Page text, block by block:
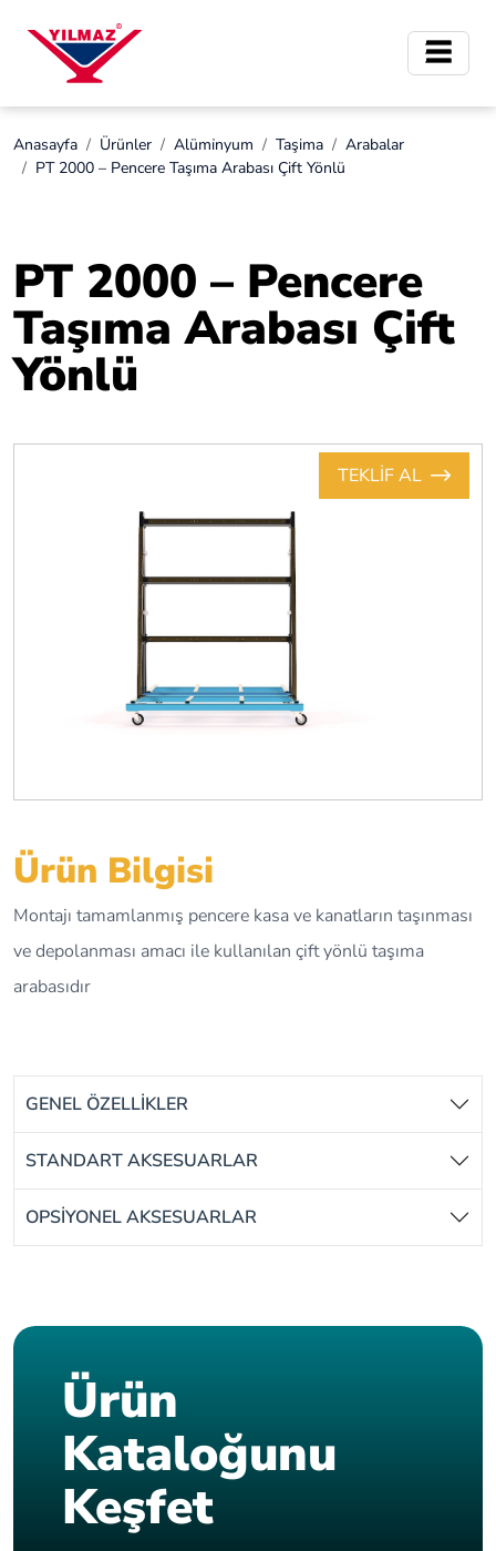
Anasayfa Ürünler Alümi̇nyum Taşima
Arabalar
PT 2000 – Pencere Taşıma Arabası Çift Yönlü
PT 2000 – Pencere
Taşıma Arabası Çift
Yönlü
TEKLİF AL
Ürün Bilgisi
Montajı tamamlanmış pencere kasa ve kanatların taşınması
ve depolanması amacı ile kullanılan çift yönlü taşıma
arabasıdır
GENEL ÖZELLİKLER
STANDART AKSESUARLAR
OPSİYONEL AKSESUARLAR
Ürün
Kataloğunu
Keşfet